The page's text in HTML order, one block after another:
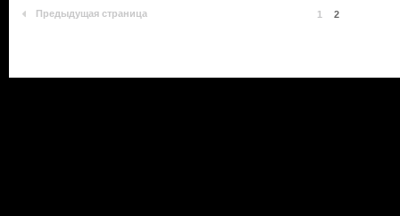
Предыдущая страница 1 2